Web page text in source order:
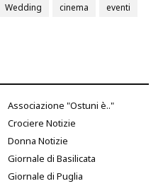
Wedding cinema
eventi
Associazione "Ostuni è.."
Crociere Notizie
Donna Notizie
Giornale di Basilicata
Giornale di Puglia